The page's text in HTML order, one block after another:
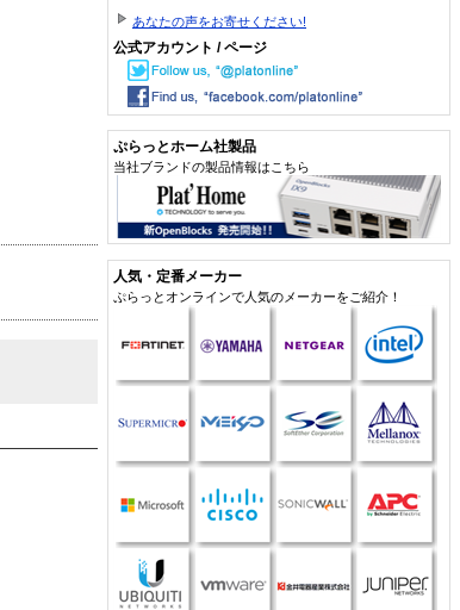
あなたの声をお寄せください!
公式アカウント / ページ
ぷらっとホーム社製品
当社ブランドの製品情報はこちら
人気・定番メーカー
ぷらっとオンラインで人気のメーカーをご紹介！